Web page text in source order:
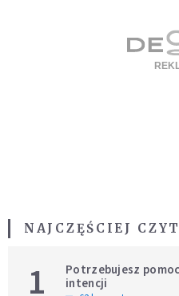
NAJCZĘŚCIEJ
1
Potrzebujesz
intencji